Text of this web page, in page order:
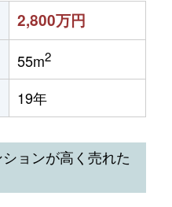
2,800万円
55m2
19年
ョンが高く売れた